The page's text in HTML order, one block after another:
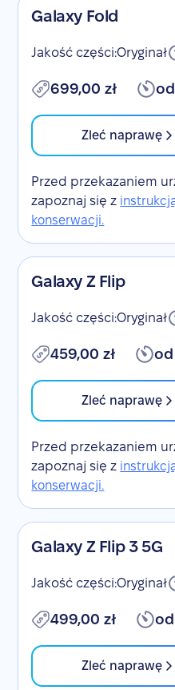
Galaxy Fold
Jakość części:Oryginał
699,00 zł
Zleć naprawę
Przed przekazaniem
zapoznaj się z
konserwacji.
Galaxy Z Flip
Jakość części:Oryginał
459,00 zł od
Zleć naprawę
Przed przekazaniem
zapoznaj się z
konserwacji.
Galaxy Z Flip 3 5G
Jakość części:Oryginał
499,00 zł
Zleć naprawę